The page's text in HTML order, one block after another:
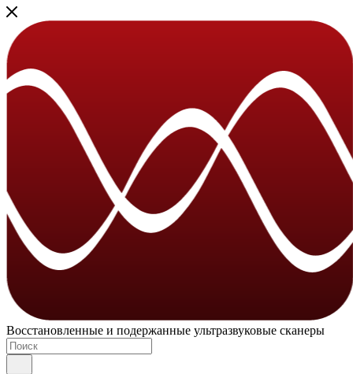
Восстановленные и подержанные ультразвуковые сканеры